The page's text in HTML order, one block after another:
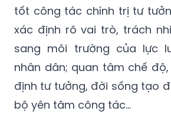
tốt công tác chính trị tư
xác định rõ vai trò, trách
sang môi trường của lực
nhân dân; quan tâm chế
định tư tưởng, đời sống tạo
bộ yên tâm công tác…